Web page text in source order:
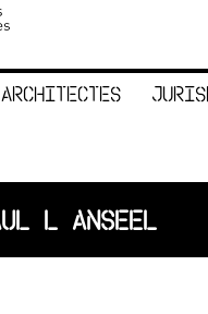
L ANSEEL